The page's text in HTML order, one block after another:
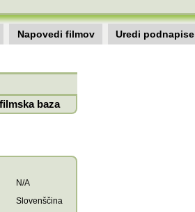
Napovedi filmov Uredi podnapise
baza
N/A
Slovenščina